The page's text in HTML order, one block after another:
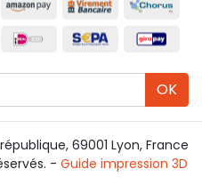
OK
69001 Lyon, France
- Guide impression 3D